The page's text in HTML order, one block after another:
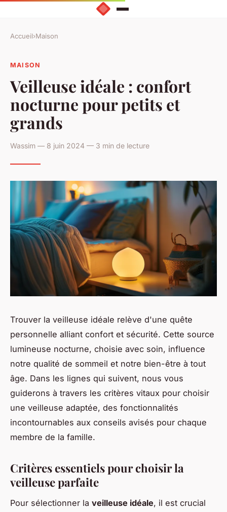
Accueil›Maison
MAISON
Veilleuse idéale : confort
nocturne pour petits et
grands
Wassim — 8 juin 2024 — 3 min de lecture
Trouver la veilleuse idéale relève d'une quête
personnelle alliant confort et sécurité. Cette source
lumineuse nocturne, choisie avec soin, influence
notre qualité de sommeil et notre bien-être à tout
âge. Dans les lignes qui suivent, nous vous
guiderons à travers les critères vitaux pour choisir
une veilleuse adaptée, des fonctionnalités
incontournables aux conseils avisés pour chaque
membre de la famille.
Critères essentiels pour choisir la
veilleuse parfaite
Pour sélectionner la veilleuse idéale, il est crucial